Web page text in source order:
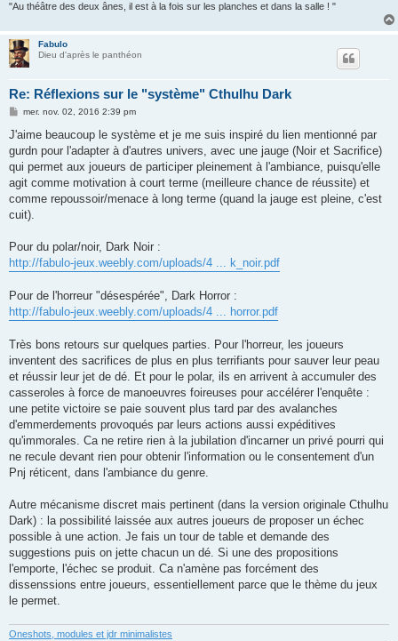
"Au théâtre des deux ânes, il est à la fois sur les planches et dans la salle ! "
Fabulo
Dieu d'après le panthéon
Re: Réflexions sur le "système" Cthulhu Dark
M
s
a
g
mer. nov. 02, 2016 2:39 pm
J'aime beaucoup le système et je me suis inspiré du lien mentionné par
gurdn pour l'adapter à d'autres univers, avec une jauge (Noir et Sacrifice)
qui permet aux joueurs de participer pleinement à l'ambiance, puisqu'elle
agit comme motivation à court terme (meilleure chance de réussite) et
comme repoussoir/menace à long terme (quand la jauge est pleine, c'est
cuit).
Pour du polar/noir, Dark Noir :
http://fabulo-jeux.weebly.com/uploads/4 ... k_noir.pdf
Pour de l'horreur "désespérée", Dark Horror :
http://fabulo-jeux.weebly.com/uploads/4 ... horror.pdf
Très bons retours sur quelques parties. Pour l'horreur, les joueurs
inventent des sacrifices de plus en plus terrifiants pour sauver leur peau
et réussir leur jet de dé. Et pour le polar, ils en arrivent à accumuler des
casseroles à force de manoeuvres foireuses pour accélérer l'enquête :
une petite victoire se paie souvent plus tard par des avalanches
d'emmerdements provoqués par leurs actions aussi expéditives
qu'immorales. Ca ne retire rien à la jubilation d'incarner un privé pourri qui
ne recule devant rien pour obtenir l'information ou le consentement d'un
Pnj réticent, dans l'ambiance du genre.
Autre mécanisme discret mais pertinent (dans la version originale Cthulhu
Dark) : la possibilité laissée aux autres joueurs de proposer un échec
possible à une action. Je fais un tour de table et demande des
suggestions puis on jette chacun un dé. Si une des propositions
l'emporte, l'échec se produit. Ca n'amène pas forcément des
dissenssions entre joueurs, essentiellement parce que le thème du jeux
le permet.
Oneshots, modules et jdr minimalistes